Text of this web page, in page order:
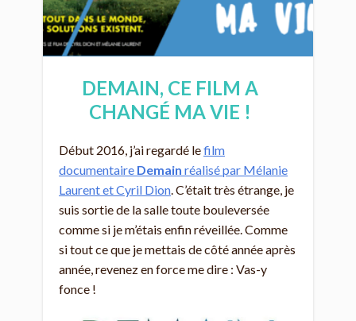
DEMAIN, CE FILM A
CHANGÉ MA VIE !
Début 2016, j’ai regardé lefilm
documentaire Demain réalisé par Mélanie
Laurent et Cyril Dion. C’était très étrange, je
suis sortie de la salle toute bouleversée
comme si je m’étais enfin réveillée. Comme
si tout ce que je mettais de côté année après
année, revenez en force me dire : Vas-y
fonce !